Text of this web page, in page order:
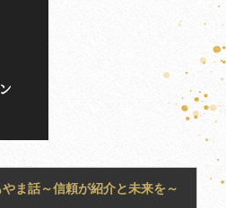
ま話～信頼が紹介と未来を～